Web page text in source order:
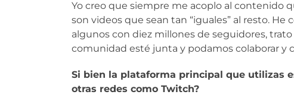
Yo creo que siempre me acoplo al contenido
son videos que sean tan “iguales” al resto.
algunos con diez millones de seguidores,
comunidad esté junta y podamos colaborar y
Si bien la plataforma principal que utilizas
otras redes como Twitch?